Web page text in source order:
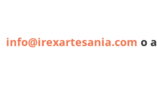
info@irexartesania.com o a